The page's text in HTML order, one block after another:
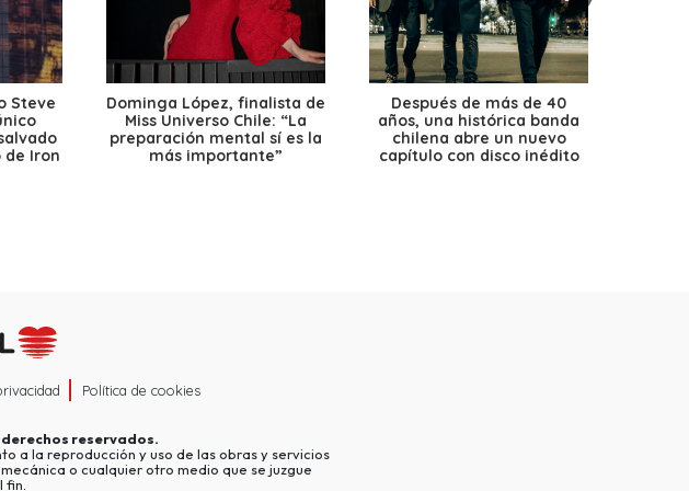
Steve
de Iron
Dominga López, finalista de
Miss Universo Chile: “La
preparación mental sí es la
más importante”
Después de más de 40
años, una histórica banda
chilena abre un nuevo
capítulo con disco inédito
Política de cookies
reservados.
a la reproducción y uso de las obras y servicios
o cualquier otro medio que se juzgue
fin.